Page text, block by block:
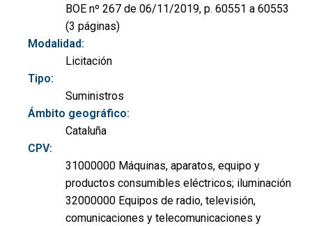
BOE nº 267 de 06/11/2019, p. 60551 a 60553
(3 páginas)
Modalidad:
Licitación
Tipo:
Suministros
Ámbito geográfico:
Cataluña
CPV:
31000000 Máquinas, aparatos, equipo y
productos consumibles eléctricos; iluminación
32000000 Equipos de radio, televisión,
comunicaciones y telecomunicaciones y